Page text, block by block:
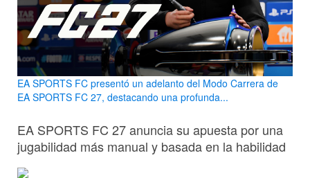
EA SPORTS FC presentó un adelanto del Modo Carrera de
EA SPORTS FC 27, destacando una profunda...
EA SPORTS FC 27 anuncia su apuesta por una
jugabilidad más manual y basada en la habilidad